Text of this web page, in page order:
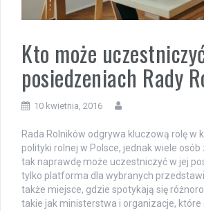
Kto może
posiedzeniach Rady
10 kwietnia, 2016
Rada Rolników odgrywa kluczową rolę w
polityki rolnej w Polsce, jednak wiele
tak naprawdę może uczestniczyć w jej
tylko platforma dla wybranych
także miejsce, gdzie spotykają się
takie jak ministerstwa i organizacje, które